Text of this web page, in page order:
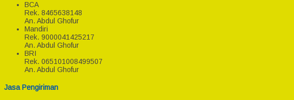
BCA
Rek. 8465638148
An. Abdul Ghofur
Mandiri
Rek. 9000041425217
An. Abdul Ghofur
BRI
Rek. 065101008499507
An. Abdul Ghofur
Jasa Pengiriman